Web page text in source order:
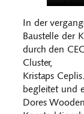
In der
Baustelle der
durch den
Cluster,
Kristaps
begleitet und
Dores